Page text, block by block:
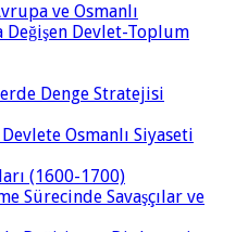
ve Osmanlı
Değişen Devlet-Toplum
Denge Stratejisi
Osmanlı Siyaseti
(1600-1700)
Sürecinde Savaşçılar ve